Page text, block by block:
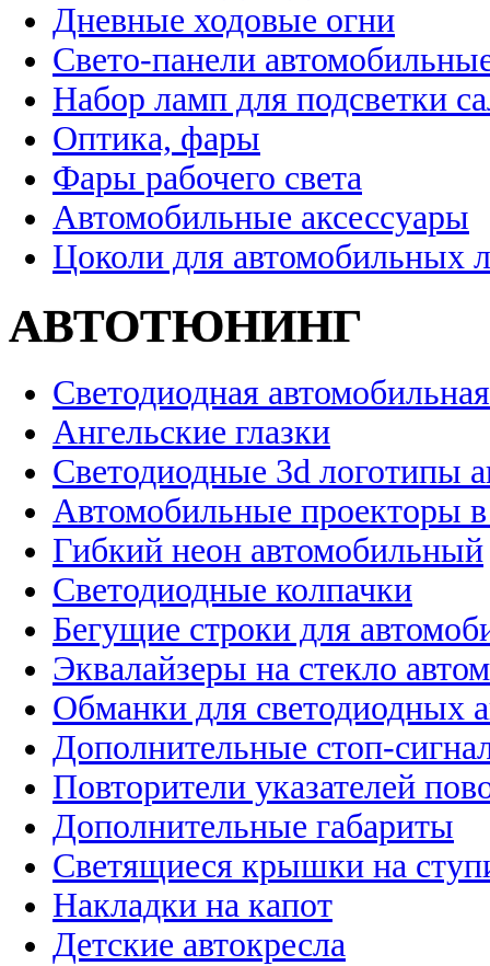
Дневные ходовые огни
Свето-панели
Набор ламп для подсветки
Оптика, фары
Фары рабочего света
Автомобильные аксессуары
Цоколи для автомобильных
АВТОТЮНИНГ
Светодиодная
Ангельские глазки
Светодиодные 3d логотипы
Автомобильные проекторы
Гибкий неон автомобильный
Светодиодные колпачки
Бегущие строки для
Эквалайзеры на стекло
Обманки для светодиодных
Дополнительные стоп-
Повторители указателей
Дополнительные габариты
Светящиеся крышки на
Накладки на капот
Детские автокресла